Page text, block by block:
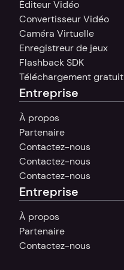
Éditeur Vidéo
Convertisseur Vidéo
Caméra Virtuelle
Enregistreur de jeux
Flashback SDK
Téléchargement gratuit
Entreprise
À propos
Partenaire
Contactez-nous
Contactez-nous
Contactez-nous
Entreprise
À propos
Partenaire
Contactez-nous